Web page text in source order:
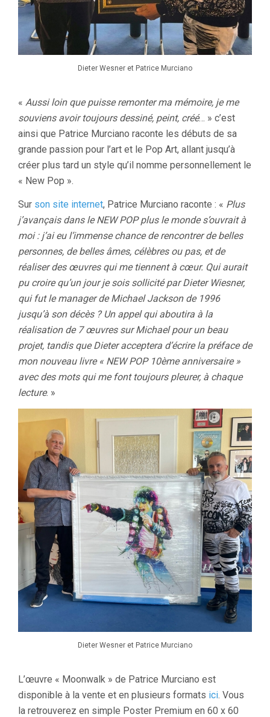
Dieter Wesner et Patrice Murciano
« Aussi loin que puisse remonter ma mémoire, je me
souviens avoir toujours dessiné, peint, créé… » c’est
ainsi que Patrice Murciano raconte les débuts de sa
grande passion pour l’art et le Pop Art, allant jusqu’à
créer plus tard un style qu’il nomme personnellement le
« New Pop ».
Sur son site internet, Patrice Murciano raconte : « Plus
j’avançais dans le NEW POP plus le monde s’ouvrait à
moi : j’ai eu l’immense chance de rencontrer de belles
personnes, de belles âmes, célèbres ou pas, et de
réaliser des œuvres qui me tiennent à cœur. Qui aurait
pu croire qu’un jour je sois sollicité par Dieter Wiesner,
qui fut le manager de Michael Jackson de 1996
jusqu’à son décès ? Un appel qui aboutira à la
réalisation de 7 œuvres sur Michael pour un beau
projet, tandis que Dieter acceptera d’écrire la préface de
mon nouveau livre « NEW POP 10ème anniversaire »
avec des mots qui me font toujours pleurer, à chaque
lecture. »
Dieter Wesner et Patrice Murciano
L’œuvre « Moonwalk » de Patrice Murciano est
disponible à la vente et en plusieurs formats ici. Vous
la retrouverez en simple Poster Premium en 60 x 60